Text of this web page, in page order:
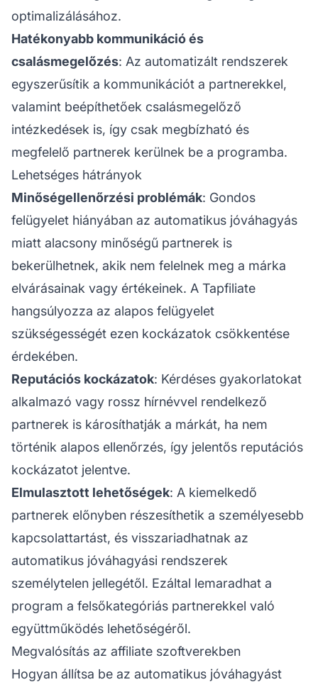
optimalizálásához.
Hatékonyabb kommunikáció és
csalásmegelőzés: Az automatizált rendszerek
egyszerűsítik a kommunikációt a partnerekkel,
valamint beépíthetőek csalásmegelőző
intézkedések is, így csak megbízható és
megfelelő partnerek kerülnek be a programba.
Lehetséges hátrányok
Minőségellenőrzési problémák: Gondos
felügyelet hiányában az automatikus jóváhagyás
miatt alacsony minőségű partnerek is
bekerülhetnek, akik nem felelnek meg a márka
elvárásainak vagy értékeinek. A Tapfiliate
hangsúlyozza az alapos felügyelet
szükségességét ezen kockázatok csökkentése
érdekében.
Reputációs kockázatok: Kérdéses gyakorlatokat
alkalmazó vagy rossz hírnévvel rendelkező
partnerek is károsíthatják a márkát, ha nem
történik alapos ellenőrzés, így jelentős reputációs
kockázatot jelentve.
Elmulasztott lehetőségek: A kiemelkedő
partnerek előnyben részesíthetik a személyesebb
kapcsolattartást, és visszariadhatnak az
automatikus jóváhagyási rendszerek
személytelen jellegétől. Ezáltal lemaradhat a
program a felsőkategóriás partnerekkel való
együttműködés lehetőségéről.
Megvalósítás az affiliate szoftverekben
Hogyan állítsa be az automatikus jóváhagyást